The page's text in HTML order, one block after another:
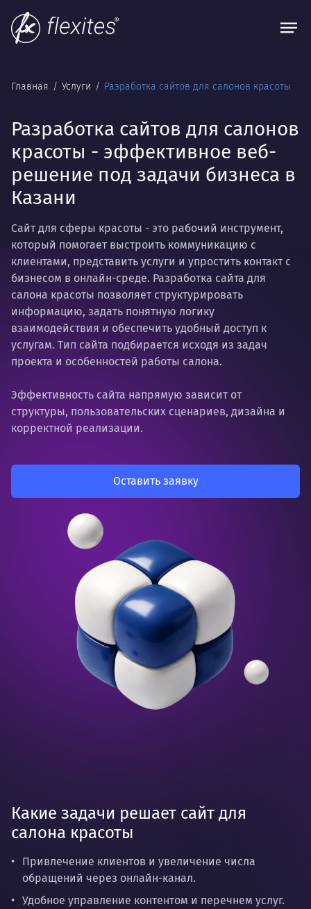
Главная Услуги Разработка сайтов для салонов красоты
Разработка сайтов для салонов
красоты - эффективное веб-
решение под задачи бизнеса в
Казани
Сайт для сферы красоты - это рабочий инструмент,
который помогает выстроить коммуникацию с
клиентами, представить услуги и упростить контакт с
бизнесом в онлайн-среде. Разработка сайта для
салона красоты позволяет структурировать
информацию, задать понятную логику
взаимодействия и обеспечить удобный доступ к
услугам. Тип сайта подбирается исходя из задач
проекта и особенностей работы салона.
Эффективность сайта напрямую зависит от
структуры, пользовательских сценариев, дизайна и
корректной реализации.
Оставить заявку
Какие задачи решает сайт для
салона красоты
Привлечение клиентов и увеличение числа
обращений через онлайн-канал.
Удобное управление контентом и перечнем услуг.